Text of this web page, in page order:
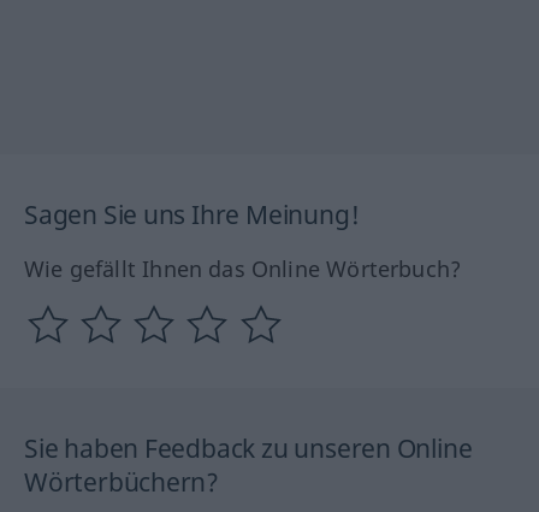
Sagen Sie uns Ihre Meinung!
Wie gefällt Ihnen das Online Wörterbuch?
Sie haben Feedback zu unseren Online
Wörterbüchern?